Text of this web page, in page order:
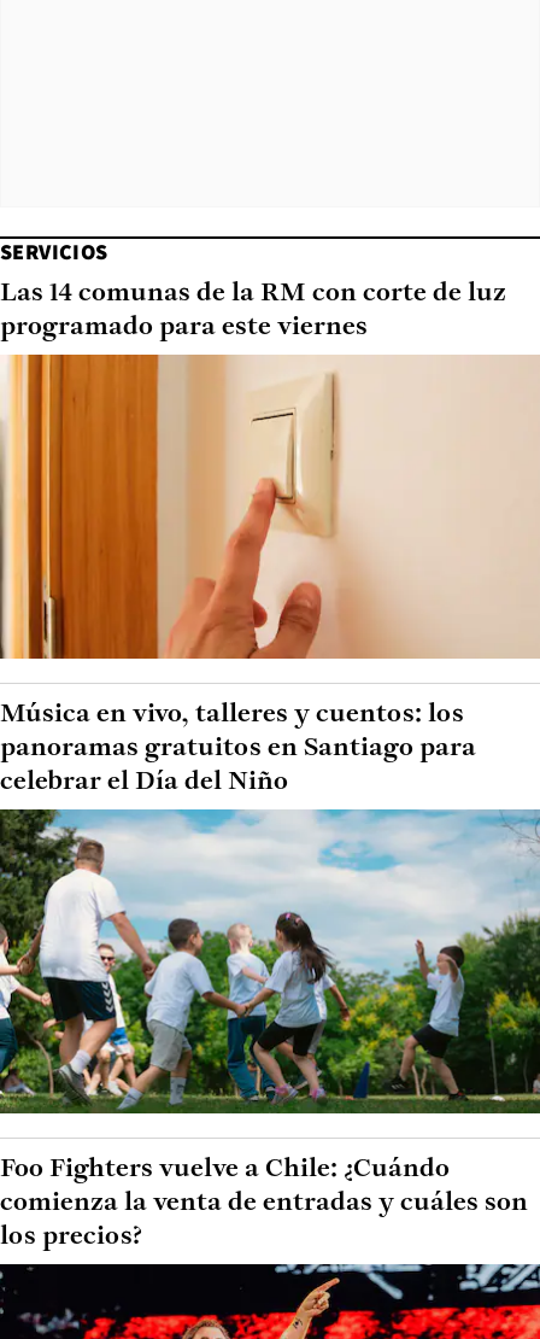
SERVICIOS
Las 14 comunas de la RM con corte de luz
programado para este viernes
Música en vivo, talleres y cuentos: los
panoramas gratuitos en Santiago para
celebrar el Día del Niño
Foo Fighters vuelve a Chile: ¿Cuándo
comienza la venta de entradas y cuáles son
los precios?